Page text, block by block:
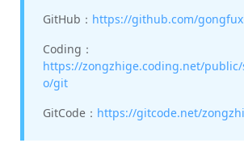
GitHub： https://github.com/
Coding：
https://zongzhige.coding.net/
o/git
GitCode： https://gitcode.net/